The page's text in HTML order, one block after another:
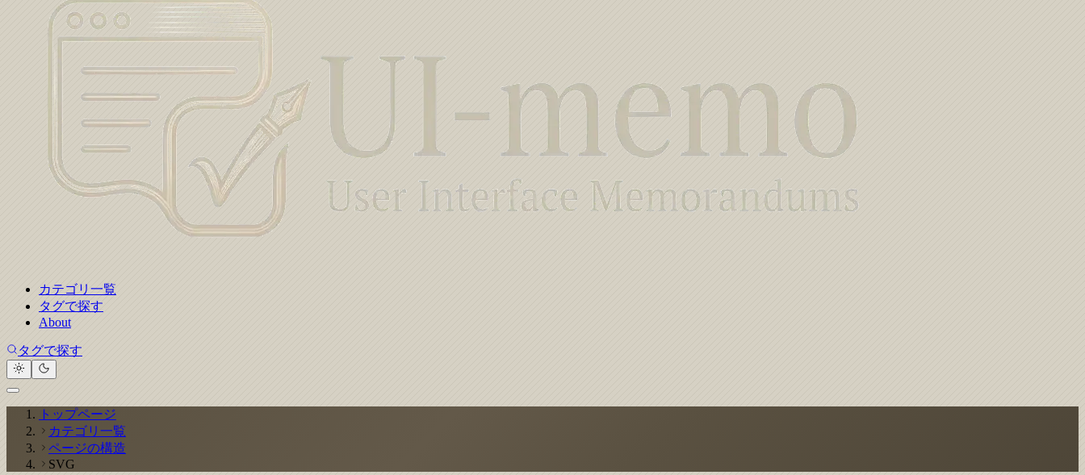
カテゴリ一覧
タグで探す
About
タグで探す
トップページ
カテゴリ一覧
ページの構造
SVG